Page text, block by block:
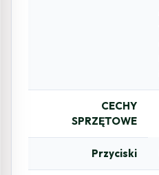
CECHY
SPRZĘTOWE
Przyciski